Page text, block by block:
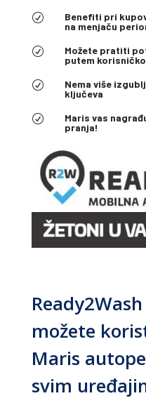
R
Benefiti pri
na menjaču
R
Možete pratiti
putem
R
Nema više
ključeva
R
Maris vas
pranja!
možete
Maris
svim